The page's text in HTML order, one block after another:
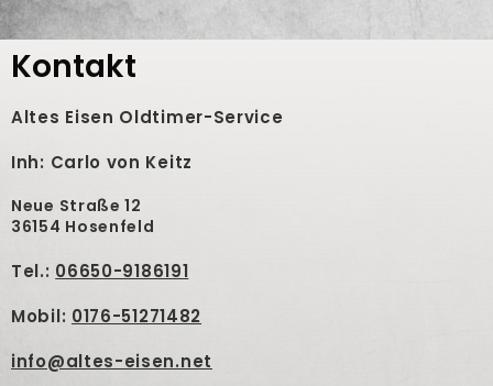
Kontakt
Altes Eisen Oldtimer-Service
Inh: Carlo von Keitz
Neue Straße 12
36154 Hosenfeld
Tel.: 06650-9186191
Mobil: 0176-51271482
info@altes-eisen.net